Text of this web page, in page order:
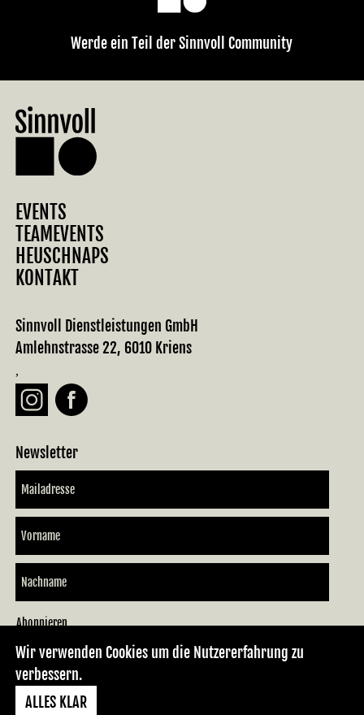
Werde ein Teil der Sinnvoll Community
Sinnvoll Dienstleistungen GmbH
Amlehnstrasse 22, 6010 Kriens
,
EVENTS
TEAMEVENTS
HEUSCHNAPS
KONTAKT
Newsletter
Impressum
Wir verwenden Cookies um die Nutzererfahrung zu
verbessern.
ALLES KLAR